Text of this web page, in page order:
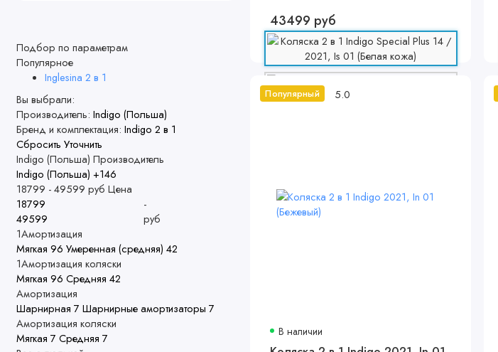
Подбор по параметрам
Популярное
Inglesina 2 в 1
Вы выбрали:
Производитель: Indigo (Польша)
Бренд и комплектация: Indigo 2 в 1
Сбросить Уточнить
Indigo (Польша) Производитель
Indigo (Польша) +146
18799 -49599 руб Цена
-
руб
1Амортизация
Мягкая 96 Умеренная (средняя) 42
1Амортизация коляски
Мягкая 96 Средняя 42
Амортизация
Шарнирная 7 Шарнирные амортизаторы 7
Амортизация коляски
Мягкая 7 Средняя 7
43499 руб
Популярный 5.0
В наличии